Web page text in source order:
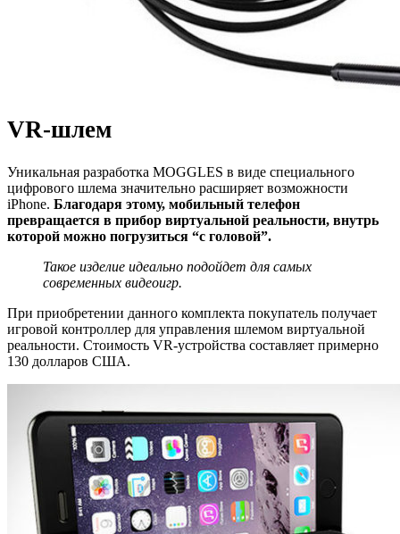
VR-шлем
Уникальная разработка MOGGLES в виде специального
цифрового шлема значительно расширяет возможности
iPhone. Благодаря этому, мобильный телефон
превращается в прибор виртуальной реальности, внутрь
которой можно погрузиться “с головой”.
Такое изделие идеально подойдет для самых
современных видеоигр.
При приобретении данного комплекта покупатель получает
игровой контроллер для управления шлемом виртуальной
реальности. Стоимость VR-устройства составляет примерно
130 долларов США.